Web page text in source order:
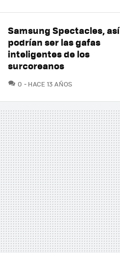
Samsung Spectacles, así
podrían ser las gafas
inteligentes de los
surcoreanos
0 COMENTARIOS
HACE 13 AÑOS